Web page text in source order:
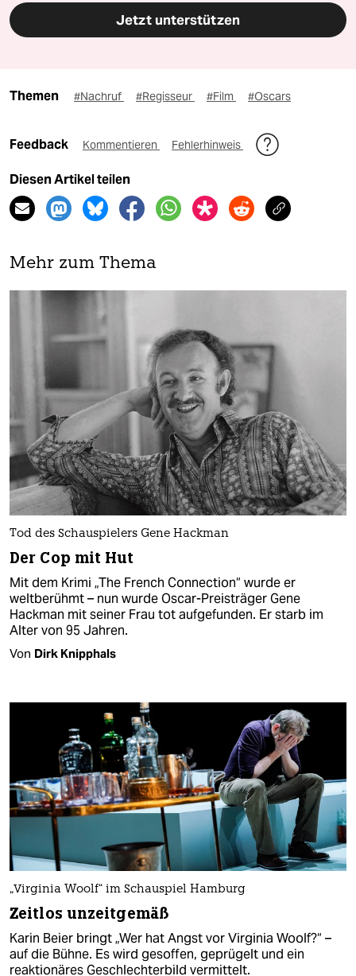
Jetzt unterstützen
Themen #Nachruf #Regisseur #Film #Oscars
Feedback Kommentieren Fehlerhinweis
Diesen Artikel teilen
Mehr zum Thema
Tod des Schauspielers Gene Hackman
Der Cop mit Hut
Mit dem Krimi „The French Connection“ wurde er
weltberühmt – nun wurde Oscar-Preisträger Gene
Hackman mit seiner Frau tot aufgefunden. Er starb im
Alter von 95 Jahren.
Von Dirk Knipphals
„Virginia Woolf“ im Schauspiel Hamburg
Zeitlos unzeitgemäß
Karin Beier bringt „Wer hat Angst vor Virginia Woolf?“ –
auf die Bühne. Es wird gesoffen, geprügelt und ein
reaktionäres Geschlechterbild vermittelt.